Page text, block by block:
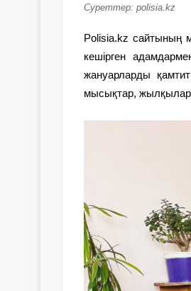
Суреттер: polisia.kz
Polisia.kz сайтының
кешірген
жануарларды
мысықтар, жылқылар